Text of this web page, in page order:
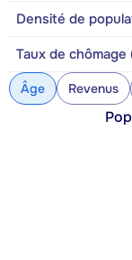
Densité de
Taux de chômage
Âge Revenus